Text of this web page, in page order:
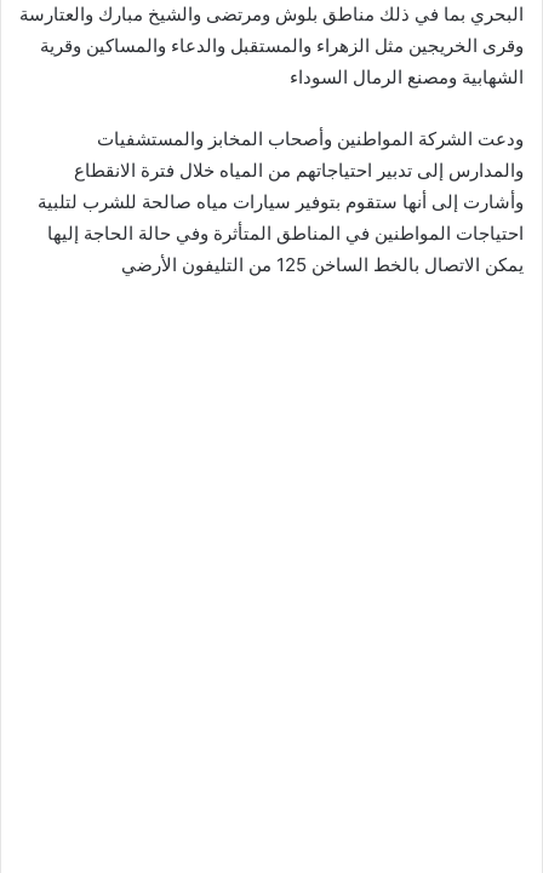
البحري بما في ذلك مناطق بلوش ومرتضى والشيخ مبارك والعتارسة
وقرى الخريجين مثل الزهراء والمستقبل والدعاء والمساكين وقرية
الشهابية ومصنع الرمال السوداء
ودعت الشركة المواطنين وأصحاب المخابز والمستشفيات
والمدارس إلى تدبير احتياجاتهم من المياه خلال فترة الانقطاع
وأشارت إلى أنها ستقوم بتوفير سيارات مياه صالحة للشرب لتلبية
احتياجات المواطنين في المناطق المتأثرة وفي حالة الحاجة إليها
يمكن الاتصال بالخط الساخن 125 من التليفون الأرضي